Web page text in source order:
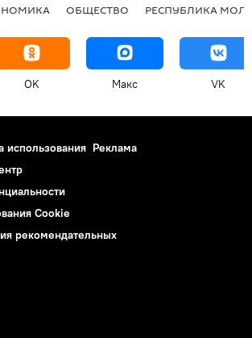
ОБЩЕСТВО РЕСПУБЛИКА
OK Макс VK
использования Реклама
Cookie
рекомендательных